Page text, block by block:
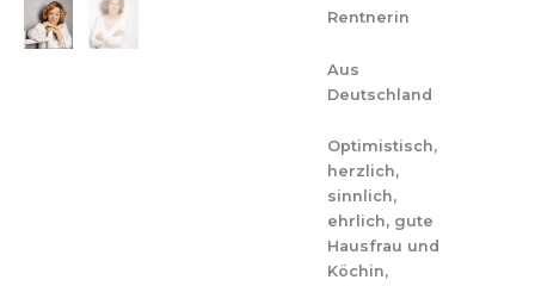
Rentnerin
Aus
Deutschland
Optimistisch,
herzlich,
sinnlich,
ehrlich, gute
Hausfrau und
Köchin,